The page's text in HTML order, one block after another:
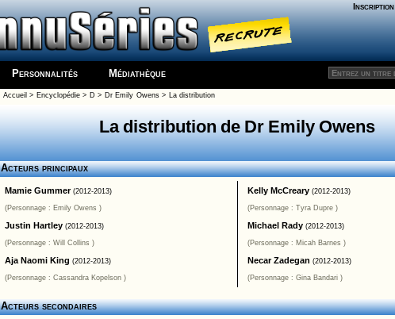
Inscription
Personnalités Médiathèque
Accueil > Encyclopédie> D > Dr Emily Owens> La distribution
La distribution de Dr Emily Owens
Acteurs principaux
Mamie Gummer (2012-2013)
(Personnage : Emily Owens )
Justin Hartley (2012-2013)
(Personnage : Will Collins )
Aja Naomi King (2012-2013)
(Personnage : Cassandra Kopelson )
Kelly McCreary (2012-2013)
(Personnage : Tyra Dupre )
Michael Rady (2012-2013)
(Personnage : Micah Barnes )
Necar Zadegan (2012-2013)
(Personnage : Gina Bandari )
Acteurs secondaires